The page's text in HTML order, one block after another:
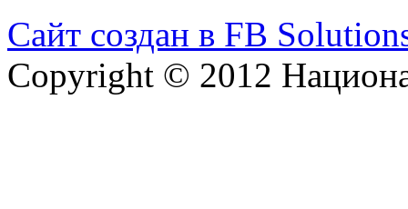
Сайт создан в FB
Copyright © 2012